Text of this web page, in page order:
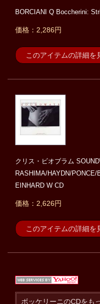
BORCIANI Q Boccherini:
価格：2,286円
このアイテムの詳細を
クリス・ビオブラム
RASHIMA/HAYDN/
EINHARD W CD
価格：2,626円
このアイテムの詳細を
ボッケリーニのCDをも